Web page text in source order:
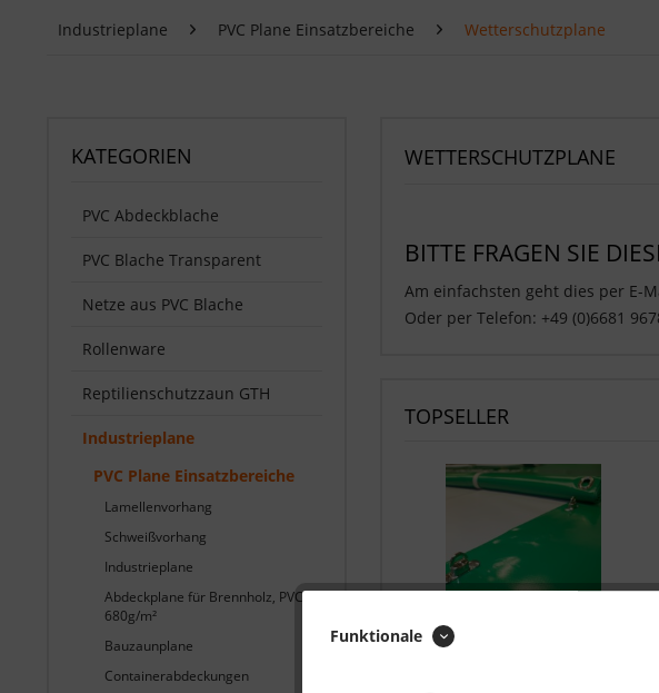
Industrieplane PVC Plane Einsatzbereiche Wetterschutzplane
KATEGORIEN
PVC Abdeckblache
PVC Blache Transparent
Netze aus PVC Blache
Rollenware
Reptilienschutzzaun GTH
Industrieplane
PVC Plane Einsatzbereiche
Lamellenvorhang
Schweißvorhang
Industrieplane
Abdeckplane für Brennholz, PVC
680g/m²
Bauzaunplane
Containerabdeckungen
WETTERSCHUTZPLANE
BITTE FRAGEN SIE
Am einfachsten geht dies per E-
Oder per Telefon: +49 (0)6681
TOPSELLER
Wetterschutzplane 680g/m²
Funktionale